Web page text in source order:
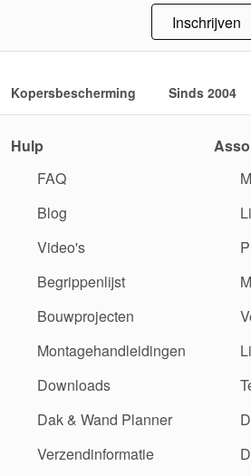
Inschrijven
Kopersbescherming Sinds 2004
Hulp
FAQ
Blog
Video's
Begrippenlijst
Bouwprojecten
Montagehandleidingen
Downloads
Dak & Wand Planner
Verzendinformatie